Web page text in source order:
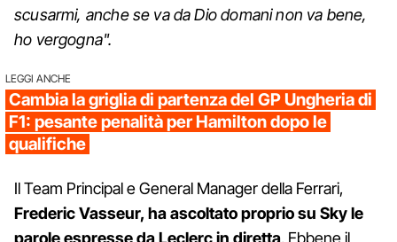
scusarmi, anche se va da Dio domani non va bene,
ho vergogna".
LEGGI ANCHE
Cambia la griglia di partenza del GP Ungheria di
F1: pesante penalità per Hamilton dopo le
qualifiche
Il Team Principal e General Manager della Ferrari,
Frederic Vasseur, ha ascoltato proprio su Sky le
parole espresse da Leclerc in diretta. Ebbene il